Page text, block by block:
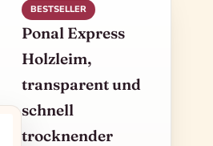
BESTSELLER
Ponal Express
Holzleim,
transparent und
schnell
trocknender